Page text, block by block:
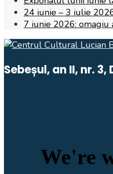
24 iunie – 3 iulie
7 iunie 2026: omagiu
Sebeșul, an II, nr. 3,